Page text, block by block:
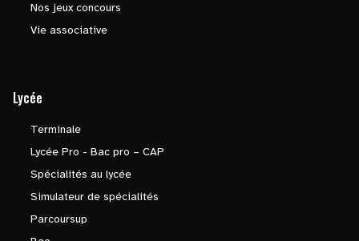
Nos jeux concours
Vie associative
Lycée
Terminale
Lycée Pro - Bac pro – CAP
Spécialités au lycée
Simulateur de spécialités
Parcoursup